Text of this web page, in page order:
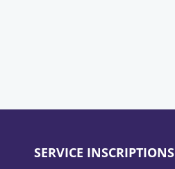
SERVICE INSCRIPTIONS